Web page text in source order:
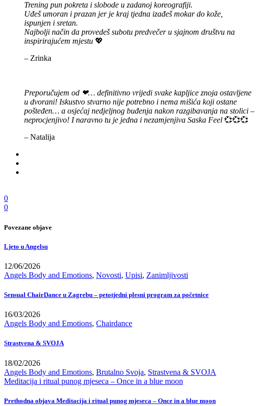
Trening pun pokreta i slobode u zadanoj koreografiji.
Uđeš umoran i prazan jer je kraj tjedna izađeš mokar do kože,
ispunjen i sretan.
Najbolji način da provedeš subotu predvečer u sjajnom društvu na
inspirirajućem mjestu 💖
– Zrinka
Preporučujem od ❤… definitivno vrijedi svake kapljice znoja ostavljene
u dvorani! Iskustvo stvarno nije potrebno i nema mišića koji ostane
pošteđen… a osjećaj nedjeljnog buđenja nakon razgibavanja na stolici –
neprocjenjivo! I naravno tu je jedna i nezamjenjiva Saska Feel 💞💞💞
– Natalija
0
0
Povezane objave
Ljeto u Angelsu
12/06/2026
Angels Body and Emotions, Novosti, Upisi, Zanimljivosti
Sensual ChairDance u Zagrebu – petotjedni plesni program za početnice
16/03/2026
Angels Body and Emotions, Chairdance
Strastvena & SVOJA
18/02/2026
Angels Body and Emotions, Brutalno Svoja, Strastvena & SVOJA
Meditacija i ritual punog mjeseca – Once in a blue moon
Prethodna objava Meditacija i ritual punog mjeseca – Once in a blue moon